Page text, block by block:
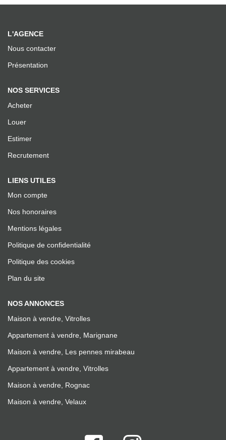
L'AGENCE
Nous contacter
Présentation
NOS SERVICES
Acheter
Louer
Estimer
Recrutement
LIENS UTILES
Mon compte
Nos honoraires
Mentions légales
Politique de confidentialité
Politique des cookies
Plan du site
NOS ANNONCES
Maison à vendre, Vitrolles
Appartement à vendre, Marignane
Maison à vendre, Les pennes mirabeau
Appartement à vendre, Vitrolles
Maison à vendre, Rognac
Maison à vendre, Velaux